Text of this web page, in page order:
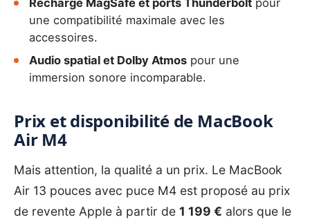
Recharge MagSafe et ports Thunderbolt pour
une compatibilité maximale avec les
accessoires.
Audio spatial et Dolby Atmos pour une
immersion sonore incomparable.
Prix et disponibilité de MacBook
Air M4
Mais attention, la qualité a un prix. Le MacBook
Air 13 pouces avec puce M4 est proposé au prix
de revente Apple à partir de 1 199 € alors que le